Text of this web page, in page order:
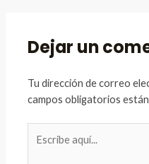
Dejar un
Tu dirección de correo
campos obligatorios
aquí...